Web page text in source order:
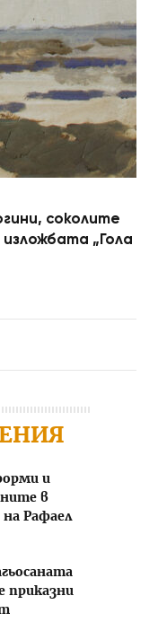
соколите
„Гола
и
в
Рафаел
приказни